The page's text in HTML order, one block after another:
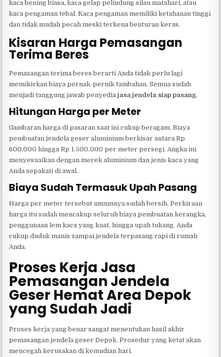
kaca bening biasa, kaca gelap pelindung silau matahari, atau
kaca pengaman tebal. Kaca pengaman memiliki ketahanan tinggi
dan tidak mudah pecah meski terkena benturan keras.
Kisaran Harga Pemasangan
Terima Beres
Pemasangan terima beres berarti Anda tidak perlu lagi
memikirkan biaya pernak-pernik tambahan. Semua sudah
menjadi tanggung jawab penyediajasa jendela siap pasang.
Hitungan Harga per Meter
Gambaran harga di pasaran saat ini cukup beragam. Biaya
pembuatan jendela geser aluminium berkisar antara Rp
600.000 hingga Rp 1.500.000 per meter persegi. Angka ini
menyesuaikan dengan merek aluminium dan jenis kaca yang
Anda sepakati di awal.
Biaya Sudah Termasuk Upah Pasang
Harga per meter tersebut umumnya sudah bersih. Perkiraan
harga itu sudah mencakup seluruh biaya pembuatan kerangka,
penggunaan lem kaca yang kuat, hingga upah tukang. Anda
cukup duduk manis sampai jendela terpasang rapi di rumah
Anda.
Proses Kerja Jasa
Pemasangan Jendela
Geser Hemat Area Depok
yang Sudah Jadi
Proses kerja yang benar sangat menentukan hasil akhir
pemasangan jendela geser Depok. Prosedur yang ketat akan
mencegah kerusakan di kemudian hari.